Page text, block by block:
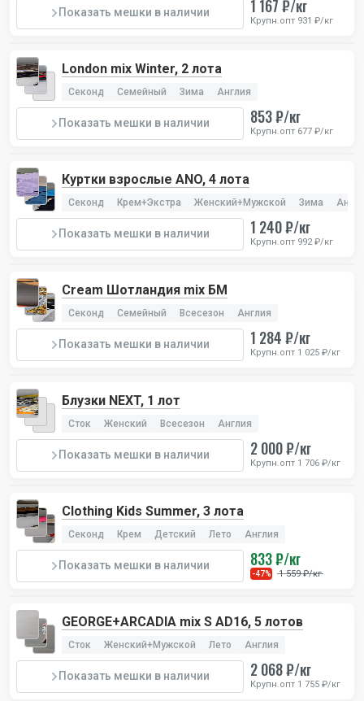
Показать мешки в наличии 1 167 ₽/кг
Крупн.опт 931 ₽/кг
London mix Winter, 2 лота
Секонд Семейный Зима Англия
Показать мешки в наличии 853 ₽/кг
Крупн.опт 677 ₽/кг
Куртки взрослые ANO, 4 лота
Секонд Крем+Экстра Женский+Мужской Зима
Показать мешки в наличии 1 240 ₽/кг
Крупн.опт 992 ₽/кг
Cream Шотландия mix БМ
Секонд Семейный Всесезон Англия
Показать мешки в наличии 1 284 ₽/кг
Крупн.опт 1 025 ₽/кг
Блузки NEXT, 1 лот
Сток Женский Всесезон Англия
Показать мешки в наличии 2 000 ₽/кг
Крупн.опт 1 706 ₽/кг
Clothing Kids Summer, 3 лота
Секонд Крем Детский Лето Англия
Показать мешки в наличии 833 ₽/кг
-47% 1 559 ₽/кг
GEORGE+ARCADIA mix S AD16, 5 лотов
Сток Женский+Мужской Лето Англия
Показать мешки в наличии 2 068 ₽/кг
Крупн.опт 1 755 ₽/кг